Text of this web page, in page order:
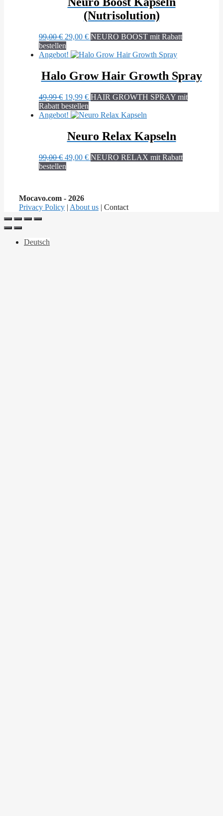
(Nutrisolution)
99,00€ Ursprünglicher
Preis
war:
29,00 €Aktueller
ist:
NEURO BOOST mit Rabatt
bestellen
Angebot!
Halo Grow Hair Growth Spray
49,99€ Ursprünglicher
Preis
war:
19,99 €Aktueller
ist:
HAIR GROWTH SPRAY mit
Rabatt bestellen
Angebot!
Neuro Relax Kapseln
99,00€ Ursprünglicher
Preis
49,00 €Aktueller
NEURO RELAX mit Rabatt
bestellen
Mocavo.com - 2026
Privacy Policy | About us | Contact
Deutsch